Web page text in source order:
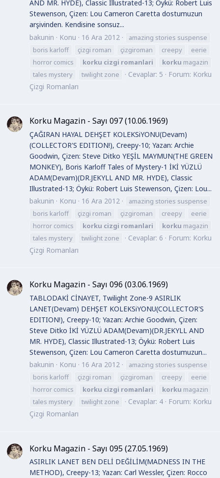
AND MR. HYDE), Classic Illustrated-13; Öykü: Robert Luis
Stewenson, Çizen: Lou Cameron Caretta dostumuzun
arşivinden. Kendisine sonsuz...
bakunin
Konu 16 Ara 2012
amazing stories suspense
boris karloff
çizgi roman çizgiroman creepy
eerie
horror comics
korku cizgi romanlari korku magazin
tales mystery
twilight zone Cevaplar: 5 Forum: Korku
Çizgi Romanları
Korku Magazin - Sayı 097 (10.06.1969)
ÇAĞIRAN HAYAL DEHŞET KOLEKSiYONU(Devam)
(COLLECTOR'S EDITION!), Creepy-10; Yazan: Archie
Goodwin, Çizen: Steve Ditko YEŞİL MAYMUN(THE GREEN
MONKEY), Boris Karloff Tales of Mystery-1 İKİ YÜZLÜ
ADAM(Devam)(DR.JEKYLL AND MR. HYDE), Classic
Illustrated-13; Öykü: Robert Luis Stewenson, Çizen: Lou...
bakunin
Konu 16 Ara 2012
amazing stories suspense
boris karloff
çizgi roman çizgiroman creepy
eerie
horror comics
korku cizgi romanlari korku magazin
tales mystery
twilight zone Cevaplar: 6 Forum: Korku
Çizgi Romanları
Korku Magazin - Sayı 096 (03.06.1969)
TABLODAKİ CİNAYET, Twilight Zone-9 ASIRLIK
LANET(Devam) DEHŞET KOLEKSiYONU(COLLECTOR'S
EDITION!), Creepy-10; Yazan: Archie Goodwin, Çizen:
Steve Ditko İKİ YÜZLÜ ADAM(Devam)(DR.JEKYLL AND
MR. HYDE), Classic Illustrated-13; Öykü: Robert Luis
Stewenson, Çizen: Lou Cameron Caretta dostumuzun...
bakunin
Konu 16 Ara 2012
amazing stories suspense
boris karloff
çizgi roman çizgiroman creepy
eerie
horror comics
korku cizgi romanlari korku magazin
tales mystery
twilight zone Cevaplar: 4 Forum: Korku
Çizgi Romanları
Korku Magazin - Sayı 095 (27.05.1969)
ASIRLIK LANET BEN DELİ DEĞİLİM(MADNESS IN THE
METHOD), Creepy-13; Yazan: Carl Wessler, Çizen: Rocco